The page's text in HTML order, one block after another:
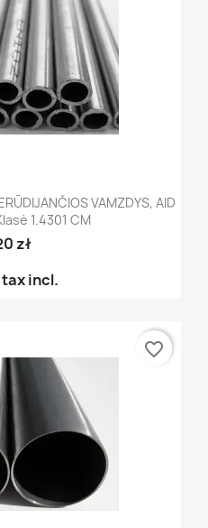
VAMZDYS, AID
1.4301 CM
zł
incl.
favorite_border